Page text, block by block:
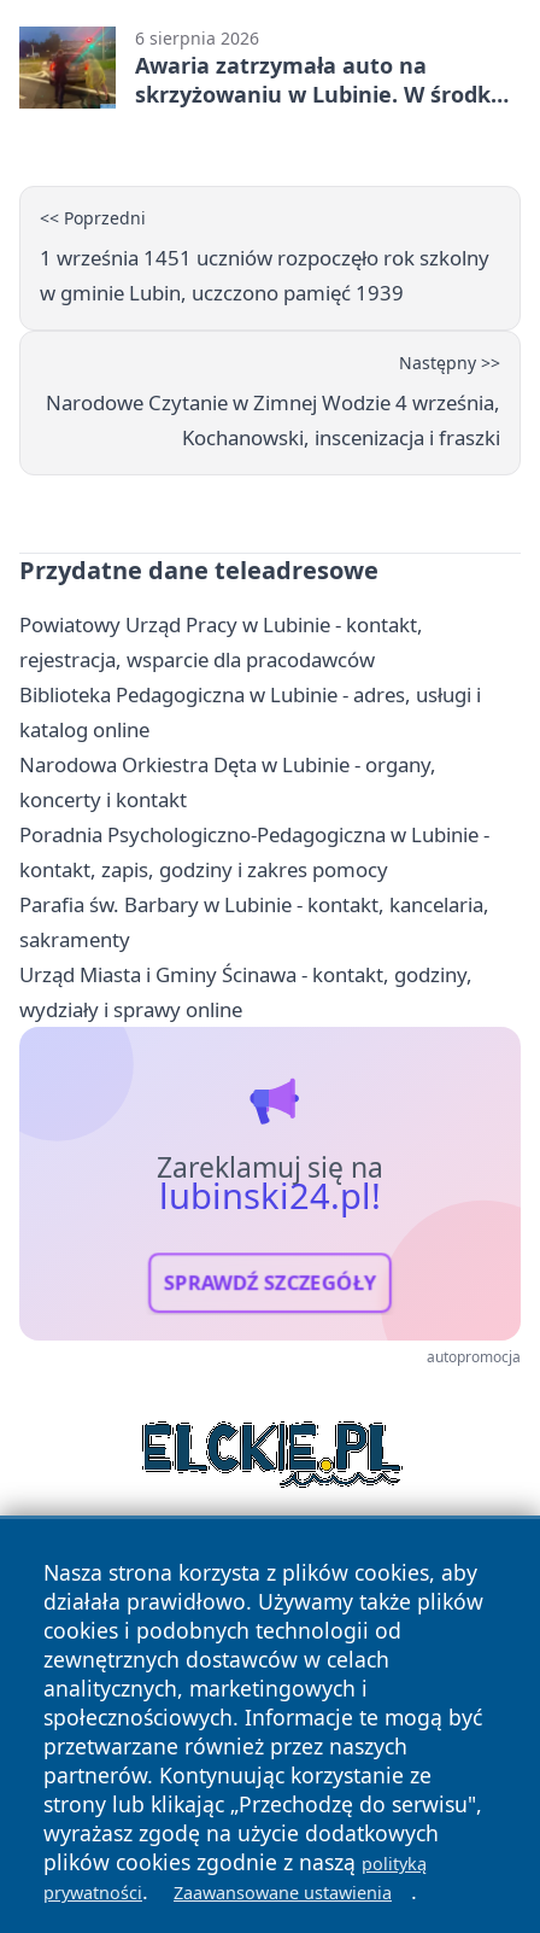
6 sierpnia 2026
Awaria zatrzymała auto na
skrzyżowaniu w Lubinie. W środku
<< Poprzedni
1 września 1451 uczniów rozpoczęło rok szkolny
w gminie Lubin, uczczono pamięć 1939
Następny >>
Narodowe Czytanie w Zimnej Wodzie 4 września,
Kochanowski, inscenizacja i fraszki
Przydatne dane teleadresowe
Powiatowy Urząd Pracy w Lubinie - kontakt,
rejestracja, wsparcie dla pracodawców
Biblioteka Pedagogiczna w Lubinie - adres, usługi i
katalog online
Narodowa Orkiestra Dęta w Lubinie - organy,
koncerty i kontakt
Poradnia Psychologiczno-Pedagogiczna w Lubinie -
kontakt, zapis, godziny i zakres pomocy
Parafia św. Barbary w Lubinie - kontakt, kancelaria,
sakramenty
Urząd Miasta i Gminy Ścinawa - kontakt, godziny,
wydziały i sprawy online
Zareklamuj się na
lubinski24.pl!
SPRAWDŹ SZCZEGÓŁY
autopromocja
Nasza strona korzysta z plików cookies, aby
działała prawidłowo. Używamy także plików
cookies i podobnych technologii od
zewnętrznych dostawców w celach
analitycznych, marketingowych i
społecznościowych. Informacje te mogą być
przetwarzane również przez naszych
partnerów. Kontynuując korzystanie ze
strony lub klikając „Przechodzę do serwisu",
wyrażasz zgodę na użycie dodatkowych
plików cookies zgodnie z naszą polityką
prywatności. Zaawansowane ustawienia .
Copyright © 2026 lubinski24.pl Wszystkie prawa zastrzeżone.
News Autorzy
Polityka
Prywatności
Polityka
Cookies